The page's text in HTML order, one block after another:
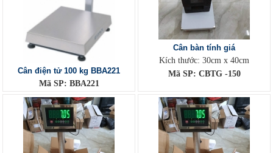
Cân điện tử 100 kg BBA221
Mã SP: BBA221
Cân bàn tính giá
Kích thước: 30cm x 40cm
Mã SP: CBTG -150